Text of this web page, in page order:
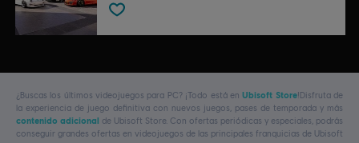
¿Buscas los últimos videojuegos para PC? ¡Todo está enUbisoft Store!Disfruta de
la experiencia de juego definitiva con nuevos juegos, pases de temporada y más
contenido adicional de Ubisoft Store. Con ofertas periódicas y especiales, podrás
conseguir grandes ofertas en videojuegos de las principales franquicias de Ubisoft